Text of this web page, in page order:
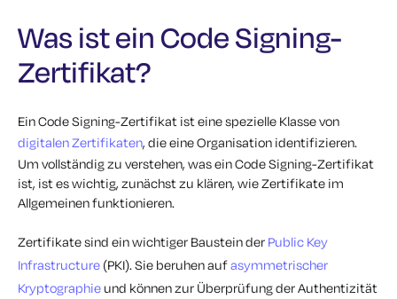
Was ist ein Code Signing-
Zertifikat?
Ein Code Signing-Zertifikat ist eine spezielle Klasse von
digitalen Zertifikaten, die eine Organisation identifizieren.
Um vollständig zu verstehen, was ein Code Signing-Zertifikat
ist, ist es wichtig, zunächst zu klären, wie Zertifikate im
Allgemeinen funktionieren.
Zertifikate sind ein wichtiger Baustein der Public Key
Infrastructure (PKI). Sie beruhen aufasymmetrischer
Kryptographie und können zur Überprüfung der Authentizität